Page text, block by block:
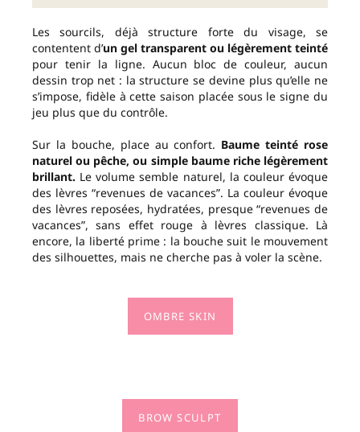
Les sourcils, déjà structure forte du visage, se
contentent d’un gel transparent ou légèrement teinté
pour tenir la ligne. Aucun bloc de couleur, aucun
dessin trop net : la structure se devine plus qu’elle ne
s’impose, fidèle à cette saison placée sous le signe du
jeu plus que du contrôle.
Sur la bouche, place au confort. Baume teinté rose
naturel ou pêche, ou simple baume riche légèrement
brillant. Le volume semble naturel, la couleur évoque
des lèvres “revenues de vacances”. La couleur évoque
des lèvres reposées, hydratées, presque “revenues de
vacances”, sans effet rouge à lèvres classique. Là
encore, la liberté prime : la bouche suit le mouvement
des silhouettes, mais ne cherche pas à voler la scène.
OMBRE SKIN
BROW SCULPT